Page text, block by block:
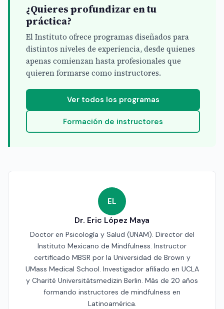
¿Quieres profundizar en tu
práctica?
El Instituto ofrece programas diseñados para
distintos niveles de experiencia, desde quienes
apenas comienzan hasta profesionales que
quieren formarse como instructores.
Ver todos los programas
Formación de instructores
EL
Dr. Eric López Maya
Doctor en Psicología y Salud (UNAM). Director del
Instituto Mexicano de Mindfulness. Instructor
certificado MBSR por la Universidad de Brown y
UMass Medical School. Investigador afiliado en UCLA
y Charité Universitätsmedizin Berlin. Más de 20 años
formando instructores de mindfulness en
Latinoamérica.